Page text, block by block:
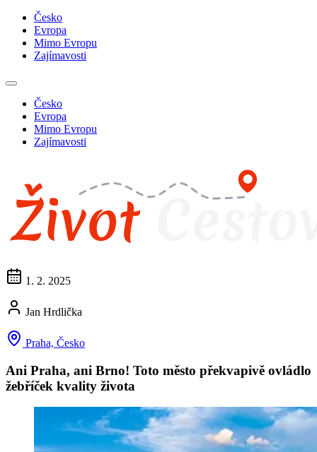
Česko
Evropa
Mimo Evropu
Zajímavosti
Česko
Evropa
Mimo Evropu
Zajímavosti
1. 2. 2025
Jan Hrdlička
Praha, Česko
Ani Praha, ani Brno! Toto město překvapivě ovládlo
žebříček kvality života